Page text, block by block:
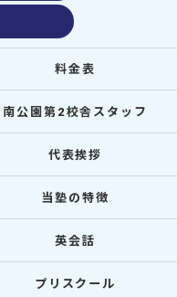
料金表
南公園第2校舎スタッフ
代表挨拶
当塾の特徴
英会話
プリスクール